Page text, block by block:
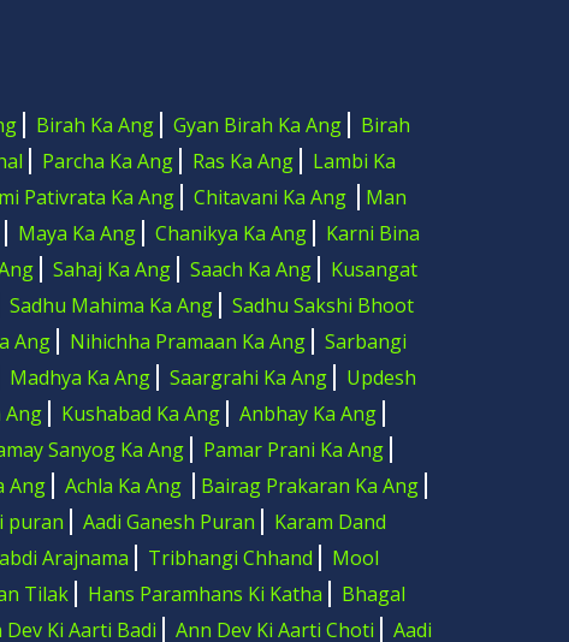
Birah Ka Ang Gyan Birah Ka Ang
Birah
Parcha Ka Ang Ras Ka Ang
Lambi Ka
Pativrata Ka Ang Chitavani Ka Ang
Man
Maya Ka Ang Chanikya Ka Ang
Karni Bina
Sahaj Ka Ang Saach Ka Ang
Kusangat
Sadhu Mahima Ka Ang
Sadhu Sakshi Bhoot
Ang Nihichha Pramaan Ka Ang
Sarbangi
Madhya Ka Ang Saargrahi Ka Ang
Updesh
Ang Kushabad Ka Ang
Anbhay Ka Ang
Sanyog Ka Ang
Pamar Prani Ka Ang
Ang Achla Ka Ang
Bairag Prakaran Ka Ang
puran Aadi Ganesh Puran
Karam Dand
Arajnama Tribhangi Chhand
Mool
Tilak Hans Paramhans Ki Katha
Bhagal
Dev Ki Aarti Badi Ann Dev Ki Aarti Choti Aadi